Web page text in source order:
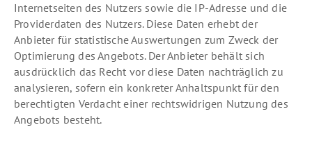
Internetseiten des Nutzers sowie die IP-Adresse und die
Providerdaten des Nutzers. Diese Daten erhebt der
Anbieter für statistische Auswertungen zum Zweck der
Optimierung des Angebots. Der Anbieter behält sich
ausdrücklich das Recht vor diese Daten nachträglich zu
analysieren, sofern ein konkreter Anhaltspunkt für den
berechtigten Verdacht einer rechtswidrigen Nutzung des
Angebots besteht.